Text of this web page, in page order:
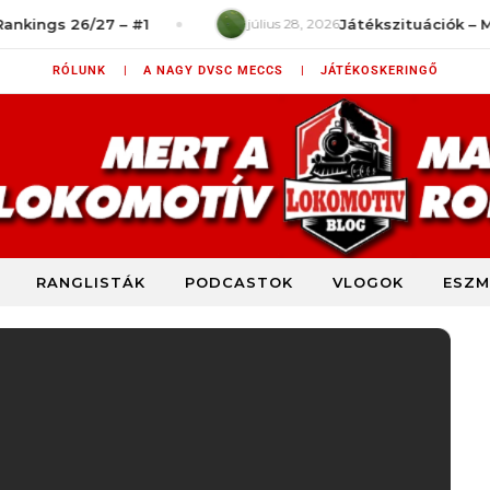
26/27 – #1 július 28, 2026Játékszituációk – Mit
RÓLUNK | A NAGY DVSC MECCS | JÁTÉKOSKERINGŐ
DVSC szurkolói blog
RANGLISTÁK PODCASTOK VLOGOK